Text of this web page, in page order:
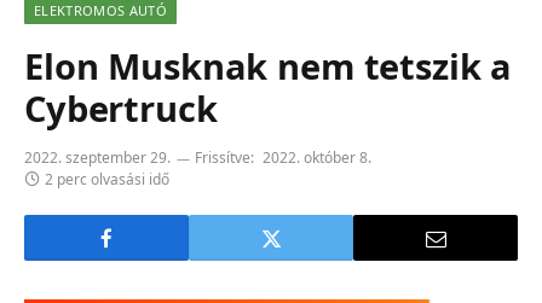
ELEKTROMOS AUTÓ
Elon Musknak nem tetszik a
Cybertruck
2022. szeptember 29. Frissítve: 2022. október 8.
2 perc olvasási idő